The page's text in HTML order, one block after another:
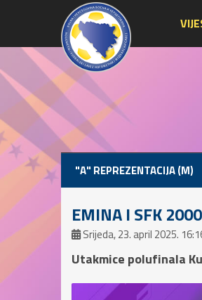
"A" REPREZENTACIJA (M)
EMINA I SFK
Srijeda, 23. april 2025.
Utakmice polufinala